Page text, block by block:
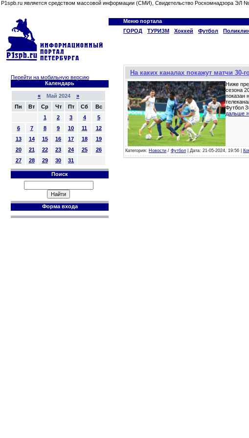
P1spb.ru является средством массовой информации (СМИ), Свидетельство Роскомнадзора ЭЛ
Меню портала
ГОРОД
ТУРИЗМ Хоккей Футбол
Перейти на мобильную версию
Календарь
« Май 2024 »
Пн
Вт Ср Чт Пт Сб
Вс
1
2 3 4
5
6
7 8 9 10 11
12
13
14 15 16 17 18
19
20
21 22 23 24 25
26
27
28 29 30 31
Поиск
Форма входа
На каких каналах покажут матчи 30-
Ниже
сезона
показан
Футбол
дальше »
Категория: Новости / Футбол | Дата: 21-05-2024, 19:56 |